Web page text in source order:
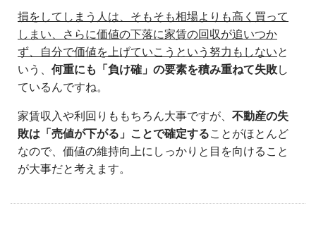
損をしてしまう人は、そもそも相場よりも高く買って
しまい、さらに価値の下落に家賃の回収が追いつか
ず、自分で価値を上げていこうという努力もしないと
いう、 何重にも「負け確」の要素を積み重ねて失敗し
ているんですね。
家賃収入や利回りももちろん大事ですが、 不動産の失
敗は「売値が下がる」ことで確定することがほとんど
なので、価値の維持向上にしっかりと目を向けること
が大事だと考えます。